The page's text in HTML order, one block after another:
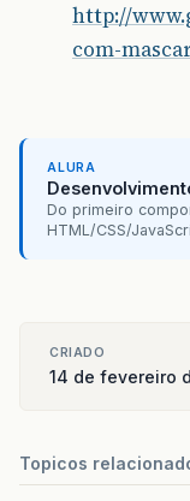
http://
com-
ALURA
Do primeiro
HTML/CSS/
CRIADO
14 de fevereiro
Topicos